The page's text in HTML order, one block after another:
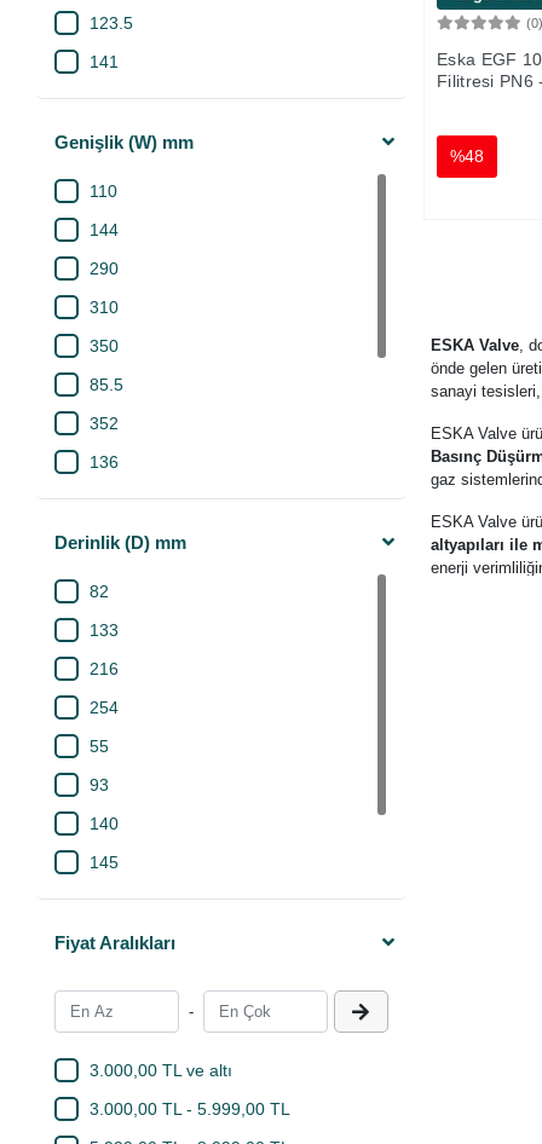
123.5
141
155
312
308
330
Genişlik (W) mm
110
144
290
310
350
85.5
352
136
160
355
Derinlik (D) mm
82
133
216
254
55
93
140
145
225
122
Fiyat Aralıkları
-
3.000,00 TL ve altı
3.000,00 TL - 5.999,00 TL
(0)
Eska EGF
Filitresi PN6
%48
ESKA Valve ,
önde gelen
sanayi tesisleri,
ESKA Valve
Basınç
gaz
ESKA Valve
altyapıları ile
enerji